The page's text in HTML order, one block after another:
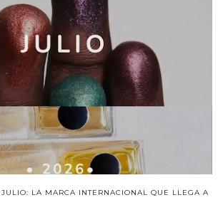
LA MARCA INTERNACIONAL QUE LLEGA A